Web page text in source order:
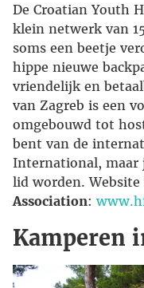
De Croatian Youth
klein netwerk van
soms een beetje
hippe nieuwe
vriendelijk en
van Zagreb is een
omgebouwd tot
bent van de
International, maar
lid worden. Website
Association:
Kamperen